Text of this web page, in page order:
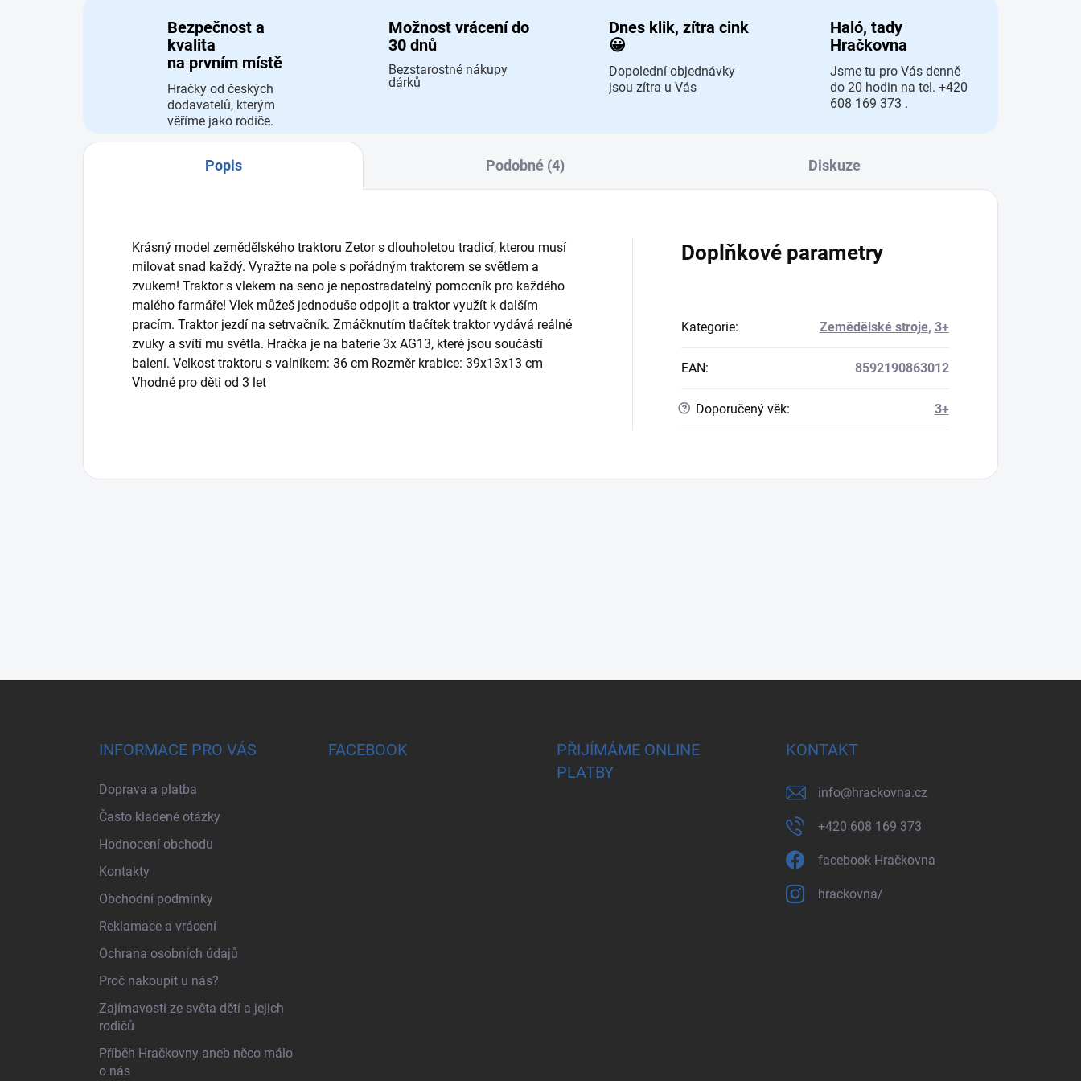
Bezpečnost a
kvalita
na prvním místě
Hračky od českých
dodavatelů, kterým
věříme jako rodiče.
Možnost vrácení do
30 dnů
Bezstarostné nákupy
dárků
Dnes klik, zítra cink
😀
Dopolední objednávky
jsou zítra u Vás
Haló, tady
Hračkovna
Jsme tu pro Vás denně
do 20 hodin na tel. +420
608 169 373 .
Popis Podobné (4) Diskuze
Krásný model zemědělského traktoru Zetor s dlouholetou tradicí, kterou musí
milovat snad každý. Vyražte na pole s pořádným traktorem se světlem a
zvukem! Traktor s vlekem na seno je nepostradatelný pomocník pro každého
malého farmáře! Vlek můžeš jednoduše odpojit a traktor využít k dalším
pracím. Traktor jezdí na setrvačník. Zmáčknutím tlačítek traktor vydává reálné
zvuky a svítí mu světla. Hračka je na baterie 3x AG13, které jsou součástí
balení. Velkost traktoru s valníkem: 36 cm Rozměr krabice: 39x13x13 cm
Vhodné pro děti od 3 let
Doplňkové parametry
Kategorie: Zemědělské stroje, 3+
EAN: 8592190863012
? Doporučený věk: 3+
INFORMACE PRO VÁS
Doprava a platba
Často kladené otázky
Hodnocení obchodu
Kontakty
Obchodní podmínky
Reklamace a vrácení
Ochrana osobních údajů
Proč nakoupit u nás?
Zajímavosti ze světa dětí a jejich
rodičů
Příběh Hračkovny aneb něco málo
o nás
FACEBOOK
PŘIJÍMÁME ONLINE
PLATBY
KONTAKT
info@hrackovna.cz
+420 608 169 373
facebook Hračkovna
hrackovna/